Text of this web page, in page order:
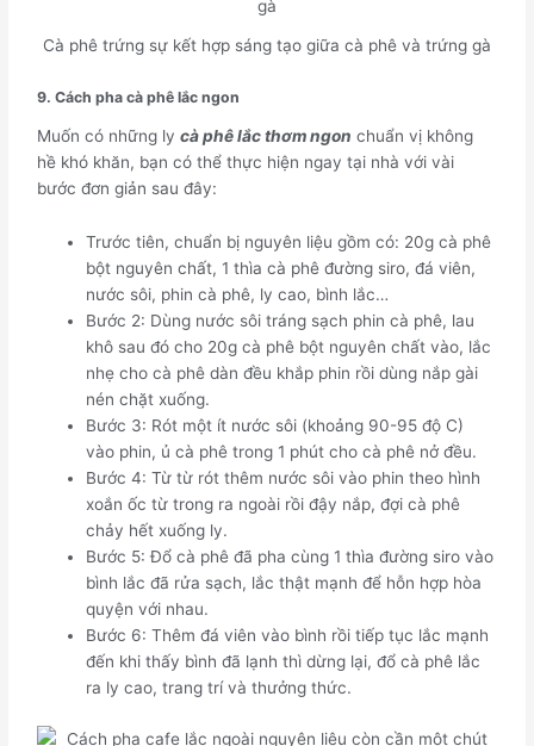
Cà phê trứng sự kết hợp sáng tạo giữa cà phê và trứng gà
9. Cách pha cà phê lắc ngon
Muốn có những lycà phê lắc thơm ngon chuẩn vị không
hề khó khăn, bạn có thể thực hiện ngay tại nhà với vài
bước đơn giản sau đây:
Trước tiên, chuẩn bị nguyên liệu gồm có: 20g cà phê
bột nguyên chất, 1 thìa cà phê đường siro, đá viên,
nước sôi, phin cà phê, ly cao, bình lắc…
Bước 2: Dùng nước sôi tráng sạch phin cà phê, lau
khô sau đó cho 20g cà phê bột nguyên chất vào, lắc
nhẹ cho cà phê dàn đều khắp phin rồi dùng nắp gài
nén chặt xuống.
Bước 3: Rót một ít nước sôi (khoảng 90-95 độ C)
vào phin, ủ cà phê trong 1 phút cho cà phê nở đều.
Bước 4: Từ từ rót thêm nước sôi vào phin theo hình
xoắn ốc từ trong ra ngoài rồi đậy nắp, đợi cà phê
chảy hết xuống ly.
Bước 5: Đổ cà phê đã pha cùng 1 thìa đường siro vào
bình lắc đã rửa sạch, lắc thật mạnh để hỗn hợp hòa
quyện với nhau.
Bước 6: Thêm đá viên vào bình rồi tiếp tục lắc mạnh
đến khi thấy bình đã lạnh thì dừng lại, đổ cà phê lắc
ra ly cao, trang trí và thưởng thức.